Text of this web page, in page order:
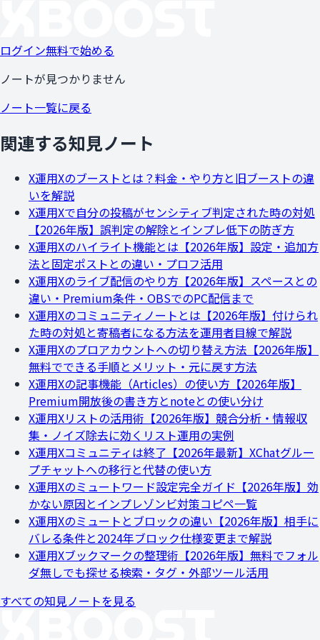
ログイン無料で始める
ノートが見つかりません
ノート一覧に戻る
関連する知見ノート
X運用Xのブーストとは？料金・やり方と旧ブーストの違
いを解説
X運用Xで自分の投稿がセンシティブ判定された時の対処
【2026年版】誤判定の解除とインプレ低下の防ぎ方
X運用Xのハイライト機能とは【2026年版】設定・追加方
法と固定ポストとの違い・プロフ活用
X運用Xのライブ配信のやり方【2026年版】スペースとの
違い・Premium条件・OBSでのPC配信まで
X運用Xのコミュニティノートとは【2026年版】付けられ
た時の対処と寄稿者になる方法を運用者目線で解説
X運用Xのプロアカウントへの切り替え方法【2026年版】
無料でできる手順とメリット・元に戻す方法
X運用Xの記事機能（Articles）の使い方【2026年版】
Premium開放後の書き方とnoteとの使い分け
X運用Xリストの活用術【2026年版】競合分析・情報収
集・ノイズ除去に効くリスト運用の実例
X運用Xコミュニティは終了【2026年最新】XChatグルー
プチャットへの移行と代替の使い方
X運用Xのミュートワード設定完全ガイド【2026年版】効
かない原因とインプレゾンビ対策コピペ一覧
X運用Xのミュートとブロックの違い【2026年版】相手に
バレる条件と2024年ブロック仕様変更まで解説
X運用Xブックマークの整理術【2026年版】無料でフォル
ダ無しでも探せる検索・タグ・外部ツール活用
すべての知見ノートを見る